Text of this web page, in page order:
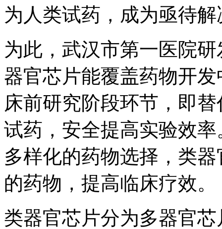
为人类试药，成为亟待
为此，武汉市第一医院
器官芯片能覆盖药物开
床前研究阶段环节，即
试药，安全提高实验效
多样化的药物选择，类
的药物，提高临床疗效。
类器官芯片分为多器官